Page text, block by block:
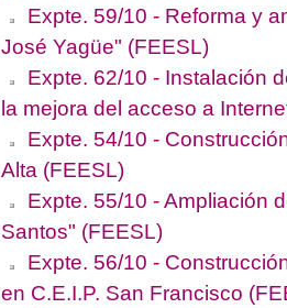
Expte. 59/10 - Reforma y
José Yagüe" (FEESL)
Expte. 62/10 - Instalación
la mejora del acceso a
Expte. 54/10 -
Alta (FEESL)
Expte. 55/10 - Ampliación
Santos" (FEESL)
Expte. 56/10 -
en C.E.I.P. San Francisco